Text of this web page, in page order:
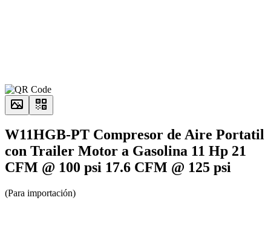
W11HGB-PT Compresor de Aire Portatil
con Trailer Motor a Gasolina 11 Hp 21
CFM @ 100 psi 17.6 CFM @ 125 psi
(Para importación)